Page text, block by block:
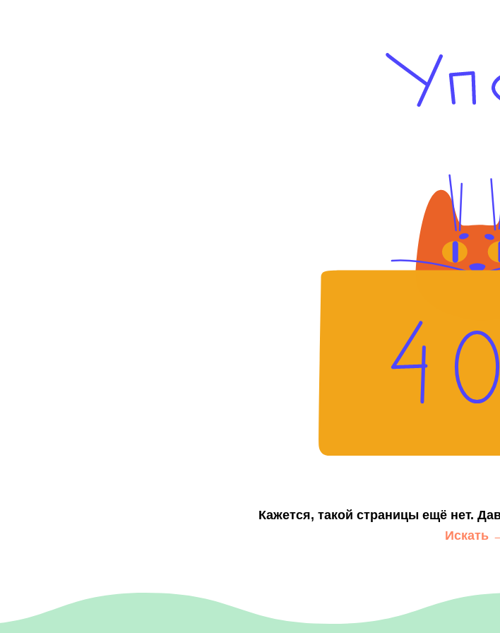
Кажется, такой страницы ещё нет.
Искать